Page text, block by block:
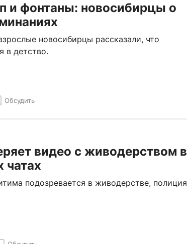
и фонтаны: новосибирцы о
новосибирцы рассказали, что
в детство.
Обсудить
видео с живодерством в
чатах
подозревается в живодерстве, полиция